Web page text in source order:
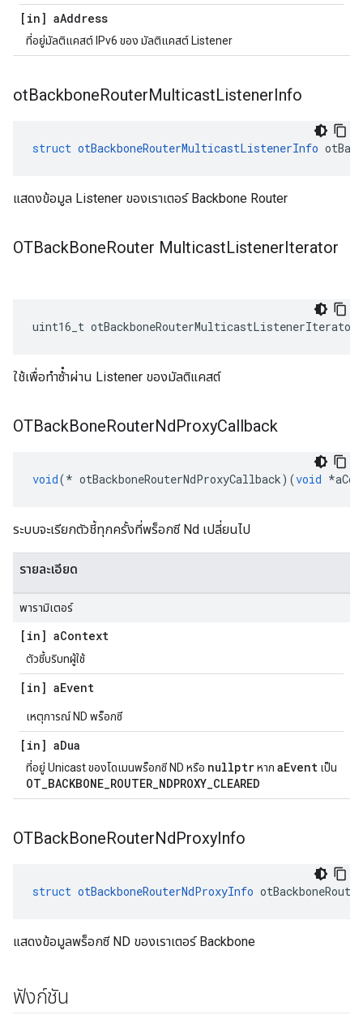
[in] aAddress
ที่อยู่มัลติแคสต์ IPv6 ของ มัลติแคสต์ Listener
otBackboneRouterMulticastListenerInfo
struct otBackboneRouterMulticastListenerInfo
แสดงข้อมูล Listener ของเราเตอร์ Backbone Router
OTBackBoneRouter MulticastListenerIterator
uint16_t otBackboneRouterMulticastListenerIterator
ใช้เพื่อทําซ้ําผ่าน Listener ของมัลติแคสต์
OTBackBoneRouterNdProxyCallback
void(* otBackboneRouterNdProxyCallback)(void *
ระบบจะเรียกตัวชี้ทุกครั้งที่พร็อกซี Nd เปลี่ยนไป
รายละเอียด
พารามิเตอร์
[in] aContext
ตัวชี้บริบทผู้ใช้
[in] aEvent
เหตุการณ์ ND พร็อกซี
[in] aDua
ที่อยู่ Unicast ของโดเมนพร็อกซี ND หรือ nullptrหาก aEvent เป็น
OT_BACKBONE_ROUTER_NDPROXY_CLEARED
OTBackBoneRouterNdProxyInfo
struct otBackboneRouterNdProxyInfo
แสดงข้อมูลพร็อกซี ND ของเราเตอร์ Backbone
ฟังก์ชัน